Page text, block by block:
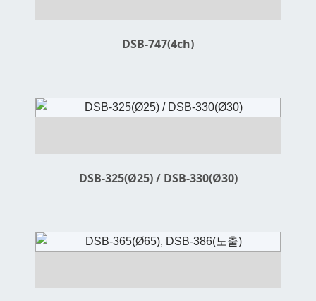
DSB-747(4ch)
DSB-325(Ø25) / DSB-330(Ø30)